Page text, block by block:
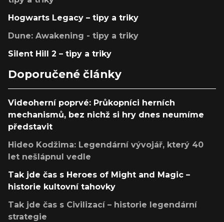
Hogwarts Legacy – tipy a triky
Dune: Awakening - tipy a triky
Silent Hill 2 – tipy a triky
Doporučené články
Videoherní poprvé: Průkopníci herních
mechanismů, bez nichž si hry dnes neumíme
představit
Hideo Kodžima: Legendární vývojář, který 40
let nešlápnul vedle
Tak jde čas s Heroes of Might and Magic –
historie kultovní tahovky
Tak jde čas s Civilizací – historie legendární
strategie